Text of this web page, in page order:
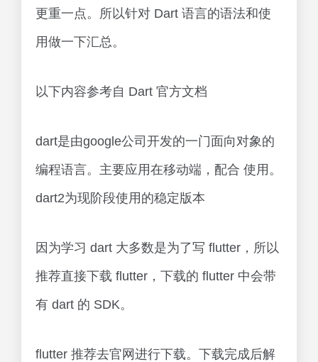
更重一点。所以针对 Dart 语言的语法和使
用做一下汇总。
以下内容参考自 Dart 官方文档
dart是由google公司开发的一门面向对象的
编程语言。主要应用在移动端，配合 使用。
dart2为现阶段使用的稳定版本
因为学习 dart 大多数是为了写 flutter，所以
推荐直接下载 flutter，下载的 flutter 中会带
有 dart 的 SDK。
flutter 推荐去官网进行下载。下载完成后解